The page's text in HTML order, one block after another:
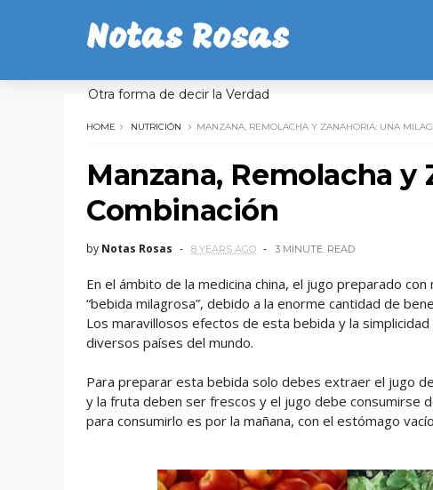
Notas Rosas
Otra forma de decir la Verdad
HOME NUTRICIÓN MANZANA, REMOLACHA Y ZANAHORIA: UNA
Manzana, Remolacha y
Combinación
by Notas Rosas 8 YEARS AGO 3 MINUTE READ
En el ámbito de la medicina china, el jugo preparado
“bebida milagrosa”, debido a la enorme cantidad de
Los maravillosos efectos de esta bebida y la
diversos países del mundo.
Para preparar esta bebida solo debes extraer el jugo
y la fruta deben ser frescos y el jugo debe consumirse
para consumirlo es por la mañana, con el estómago